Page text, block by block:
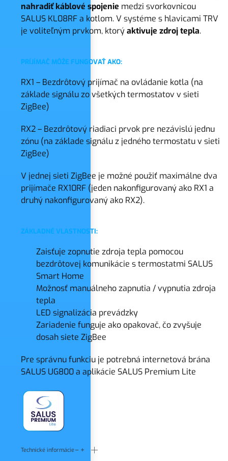
nahradiť káblové spojenie medzi svorkovnicou
SALUS KL08RF a kotlom. V systéme s hlavicami TRV
je voliteľným prvkom, ktorýaktivuje zdroj tepla.
PRÍJÍMAČ MÔŽE FUNGOVAŤ AKO:
RX1 – Bezdrôtový prijímač na ovládanie kotla (na
základe signálu zo všetkých termostatov v sieti
ZigBee)
RX2 – Bezdrôtový riadiaci prvok pre nezávislú jednu
zónu (na základe signálu z jedného termostatu v sieti
ZigBee)
V jednej sieti ZigBee je možné použiť maximálne dva
prijímače RX10RF (jeden nakonfigurovaný ako RX1 a
druhý nakonfigurovaný ako RX2).
ZÁKLADNÉ VLASTNOSTI:
Zaisťuje zopnutie zdroja tepla pomocou
bezdrôtovej komunikácie s termostatmi SALUS
Smart Home
Možnosť manuálneho zapnutia / vypnutia zdroja
tepla
LED signalizácia prevádzky
Zariadenie funguje ako opakovač, čo zvyšuje
dosah siete ZigBee
Pre správnu funkciu je potrebná internetová brána
SALUS UG800 a aplikácie SALUS Premium Lite
Technické informácie